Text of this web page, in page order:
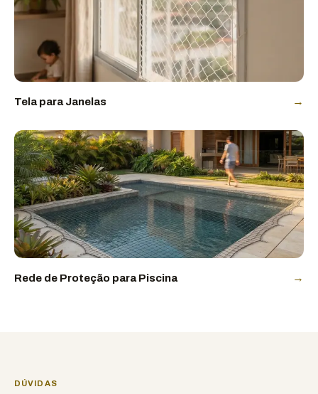
Tela para Janelas →
Rede de Proteção para Piscina →
DÚVIDAS